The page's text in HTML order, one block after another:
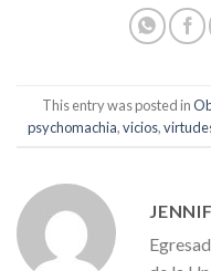
This entry was posted in
psychomachia,vicios,